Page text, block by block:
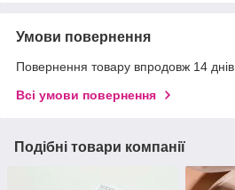
Умови повернення
Повернення товару впродовж 14
Всі умови повернення
Подібні товари компанії